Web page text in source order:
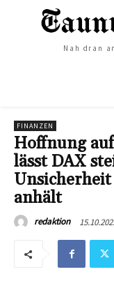
Nah dran
FINANZEN
Hoffnung
lässt DAX
anhält
redaktion